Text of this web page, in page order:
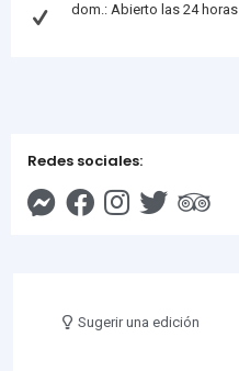
dom.: Abierto las 24 horas
Redes sociales:
Sugerir una edición